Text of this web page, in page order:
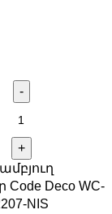
Deco WC-
NIS